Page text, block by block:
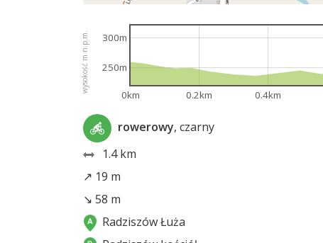
wysokość m n.p.m.
0km 0.2km 0.4km
250m
300m
rowerowy, czarny
1.4 km
↗ 19 m
↘ 58 m
Radziszów Łuża